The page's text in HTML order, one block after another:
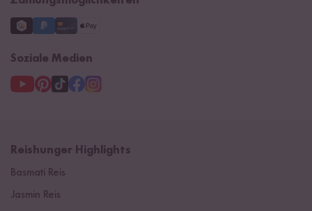
Soziale Medien
Reishunger Highlights
Basmati Reis
Jasmin Reis